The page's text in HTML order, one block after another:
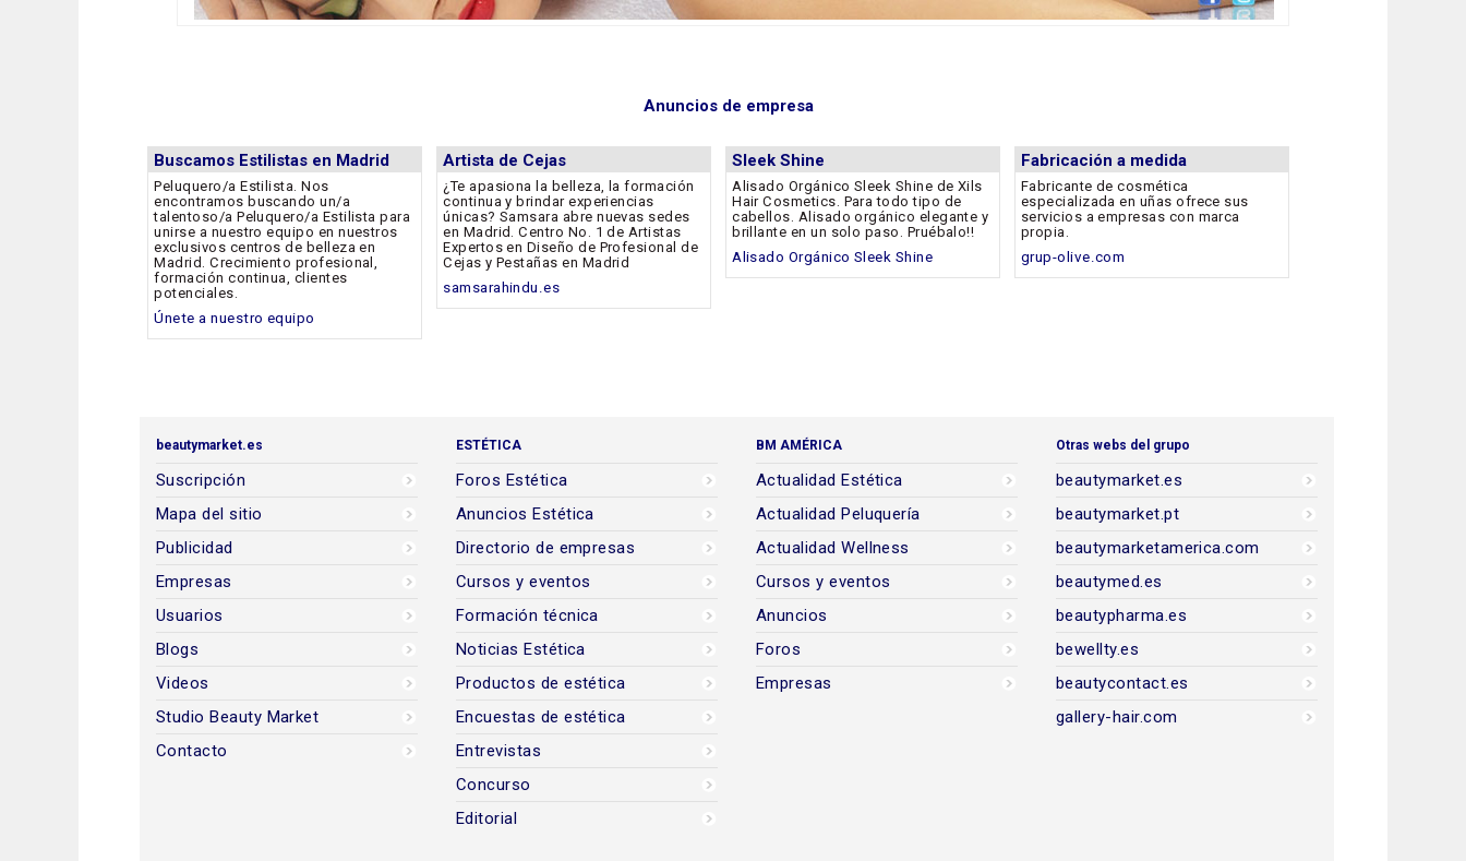
Anuncios de empresa
Buscamos Estilistas en Madrid
Peluquero/a Estilista. Nos
encontramos buscando un/a
talentoso/a Peluquero/a Estilista para
unirse a nuestro equipo en nuestros
exclusivos centros de belleza en
Madrid. Crecimiento profesional,
formación continua, clientes
potenciales.
Únete a nuestro equipo
Artista de Cejas
¿Te apasiona la belleza, la formación
continua y brindar experiencias
únicas? Samsara abre nuevas sedes
en Madrid. Centro No. 1 de Artistas
Expertos en Diseño de Profesional de
Cejas y Pestañas en Madrid
samsarahindu.es
Sleek Shine
Alisado Orgánico Sleek Shine de Xils
Hair Cosmetics. Para todo tipo de
cabellos. Alisado orgánico elegante y
brillante en un solo paso. Pruébalo!!
Alisado Orgánico Sleek Shine
Fabricación a medida
Fabricante de cosmética
especializada en uñas ofrece sus
servicios a empresas con marca
propia.
grup-olive.com
beautymarket.es
Suscripción
Mapa del sitio
Publicidad
Empresas
Usuarios
Blogs
Videos
Studio Beauty Market
Contacto
ESTÉTICA
Foros Estética
Anuncios Estética
Directorio de empresas
Cursos y eventos
Formación técnica
Noticias Estética
Productos de estética
Encuestas de estética
Entrevistas
Concurso
Editorial
BM AMÉRICA
Actualidad Estética
Actualidad Peluquería
Actualidad Wellness
Cursos y eventos
Anuncios
Foros
Empresas
Otras webs del grupo
beautymarket.es
beautymarket.pt
beautymarketamerica.com
beautymed.es
beautypharma.es
bewellty.es
beautycontact.es
gallery-hair.com